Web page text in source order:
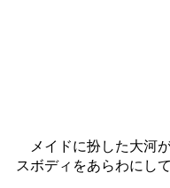
メイドに扮した大河
スボディをあらわにし